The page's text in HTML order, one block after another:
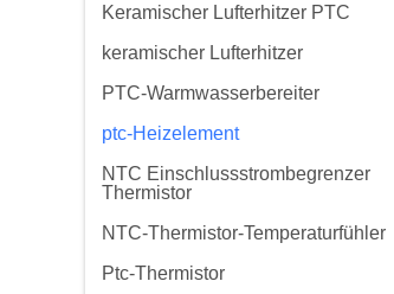
Keramischer Lufterhitzer PTC
keramischer Lufterhitzer
PTC-Warmwasserbereiter
ptc-Heizelement
NTC Einschlussstrombegrenzer
Thermistor
NTC-Thermistor-Temperaturfühler
Ptc-Thermistor